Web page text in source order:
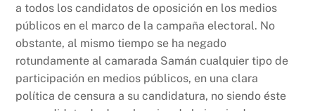
a todos los candidatos de oposición en los medios
públicos en el marco de la campaña electoral. No
obstante, al mismo tiempo se ha negado
rotundamente al camarada Samán cualquier tipo de
participación en medios públicos, en una clara
política de censura a su candidatura, no siendo éste